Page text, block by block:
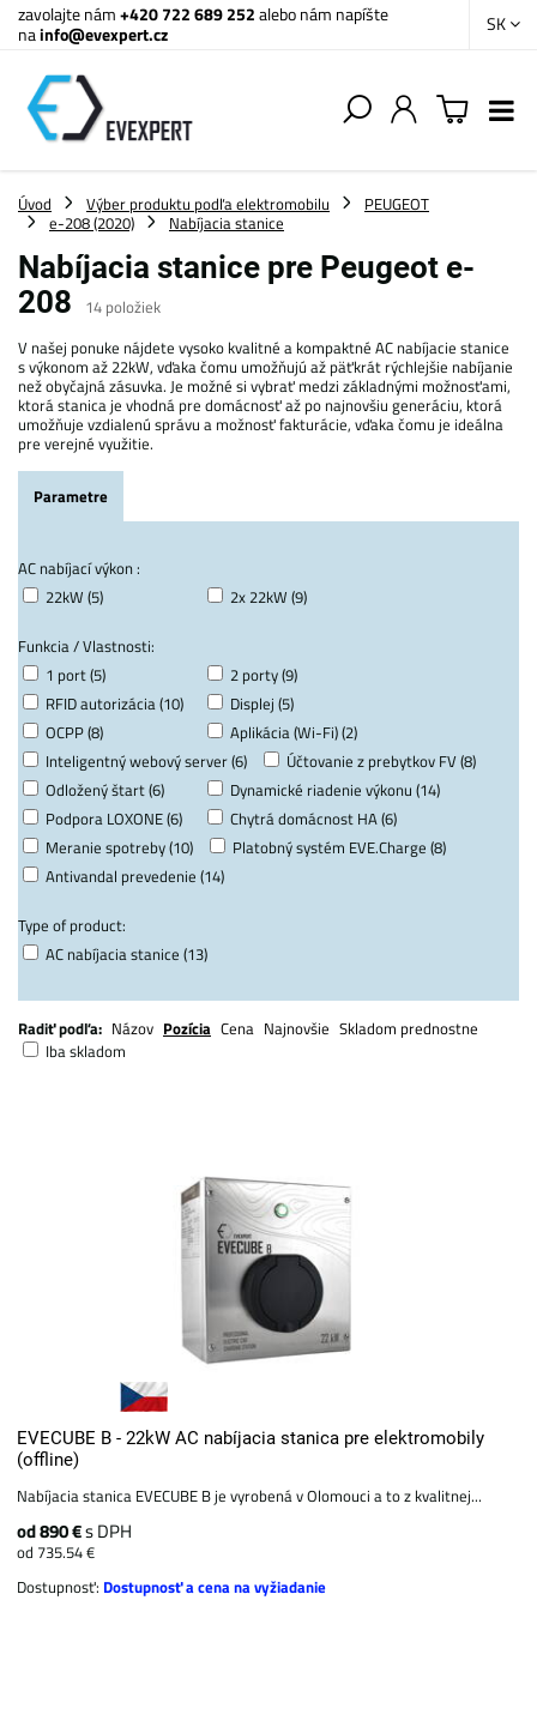
zavolajte nám+420 722 689 252alebo nám napíšte
nainfo@evexpert.cz SK
Úvod Výber produktu podľa elektromobilu
PEUGEOT
e-208 (2020)
Nabíjacia stanice
Nabíjacia stanice pre Peugeot e-
208
14 položiek
V našej ponuke nájdete vysoko kvalitné a kompaktné AC nabíjacie stanice
s výkonom až 22kW, vďaka čomu umožňujú až päťkrát rýchlejšie nabíjanie
než obyčajná zásuvka. Je možné si vybrať medzi základnými možnosťami,
ktorá stanica je vhodná pre domácnosť až po najnovšiu generáciu, ktorá
umožňuje vzdialenú správu a možnosť fakturácie, vďaka čomu je ideálna
pre verejné využitie.
Parametre
AC nabíjací výkon :
22kW (5)
2x 22kW (9)
Funkcia / Vlastnosti:
1 port (5)
2 porty (9)
RFID autorizácia (10)
Displej (5)
OCPP (8)
Aplikácia (Wi-Fi) (2)
Inteligentný webový server (6)
Účtovanie z prebytkov FV (8)
Odložený štart (6)
Dynamické riadenie výkonu (14)
Podpora LOXONE (6)
Chytrá domácnost HA (6)
Meranie spotreby (10)
Platobný systém EVE.Charge (8)
Antivandal prevedenie (14)
Type of product:
AC nabíjacia stanice (13)
Radiť podľa: Názov Pozícia Cena Najnovšie Skladom prednostne
Iba skladom
EVECUBE B - 22kW AC nabíjacia stanica pre elektromobily
(offline)
Nabíjacia stanica EVECUBE B je vyrobená v Olomouci a to z kvalitnej...
od 890 €s DPH
od 735.54 €
Dostupnosť: Dostupnosť a cena na vyžiadanie